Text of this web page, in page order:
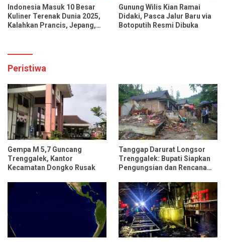
Indonesia Masuk 10 Besar
Kuliner Terenak Dunia 2025,
Kalahkan Prancis, Jepang,
Gunung Wilis Kian Ramai
Didaki, Pasca Jalur Baru via
Botoputih Resmi Dibuka
Peristiwa
Gempa M 5,7 Guncang
Trenggalek, Kantor
Kecamatan Dongko Rusak
Tanggap Darurat Longsor
Trenggalek: Bupati Siapkan
Pengungsian dan Rencana